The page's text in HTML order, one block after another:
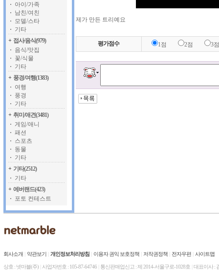
아이/가족
남친/여친
모델/스타
기타
+ 접사/음식(979)
음식/맛집
꽃/식물
기타
+ 풍경/여행(1383)
여행
풍경
기타
+ 취미/애견(3481)
게임/애니
패션
스포츠
동물
기타
+ 기타(2512)
기타
+ 에버랜드(423)
포토 컨테스트
제가 만든 트리예요
평가점수 1점 2점 3
회사소개 약관보기 개인정보처리방침 이용자 권익 보호정책 저작권정책 전자우편 사이트맵
상호 : 넷마블(주) 사업자번호 : 105-87-64746 통신판매업신고 : 제 2014-서울구로-1028호
대표이사 :